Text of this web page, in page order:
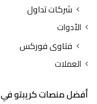
شركات تداول
الأدوات
فتاوى فوركس
العملات
أفضل منصات كريبتو في